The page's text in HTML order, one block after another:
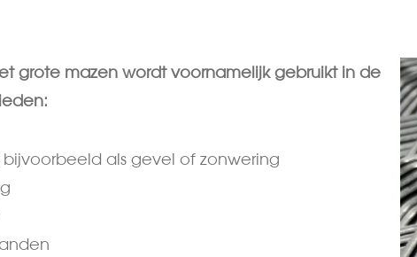
grote mazen wordt voornamelijk gebruikt in de
bijvoorbeeld als gevel of zonwering